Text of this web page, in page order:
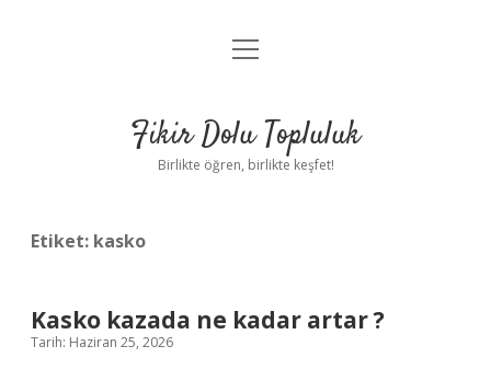
Anasayfa
Yasal Uyarı
menüyü
Fikir Dolu Topluluk
Birlikte öğren, birlikte keşfet!
Etiket: kasko
Kasko kazada ne kadar artar ?
Tarih: Haziran 25, 2026